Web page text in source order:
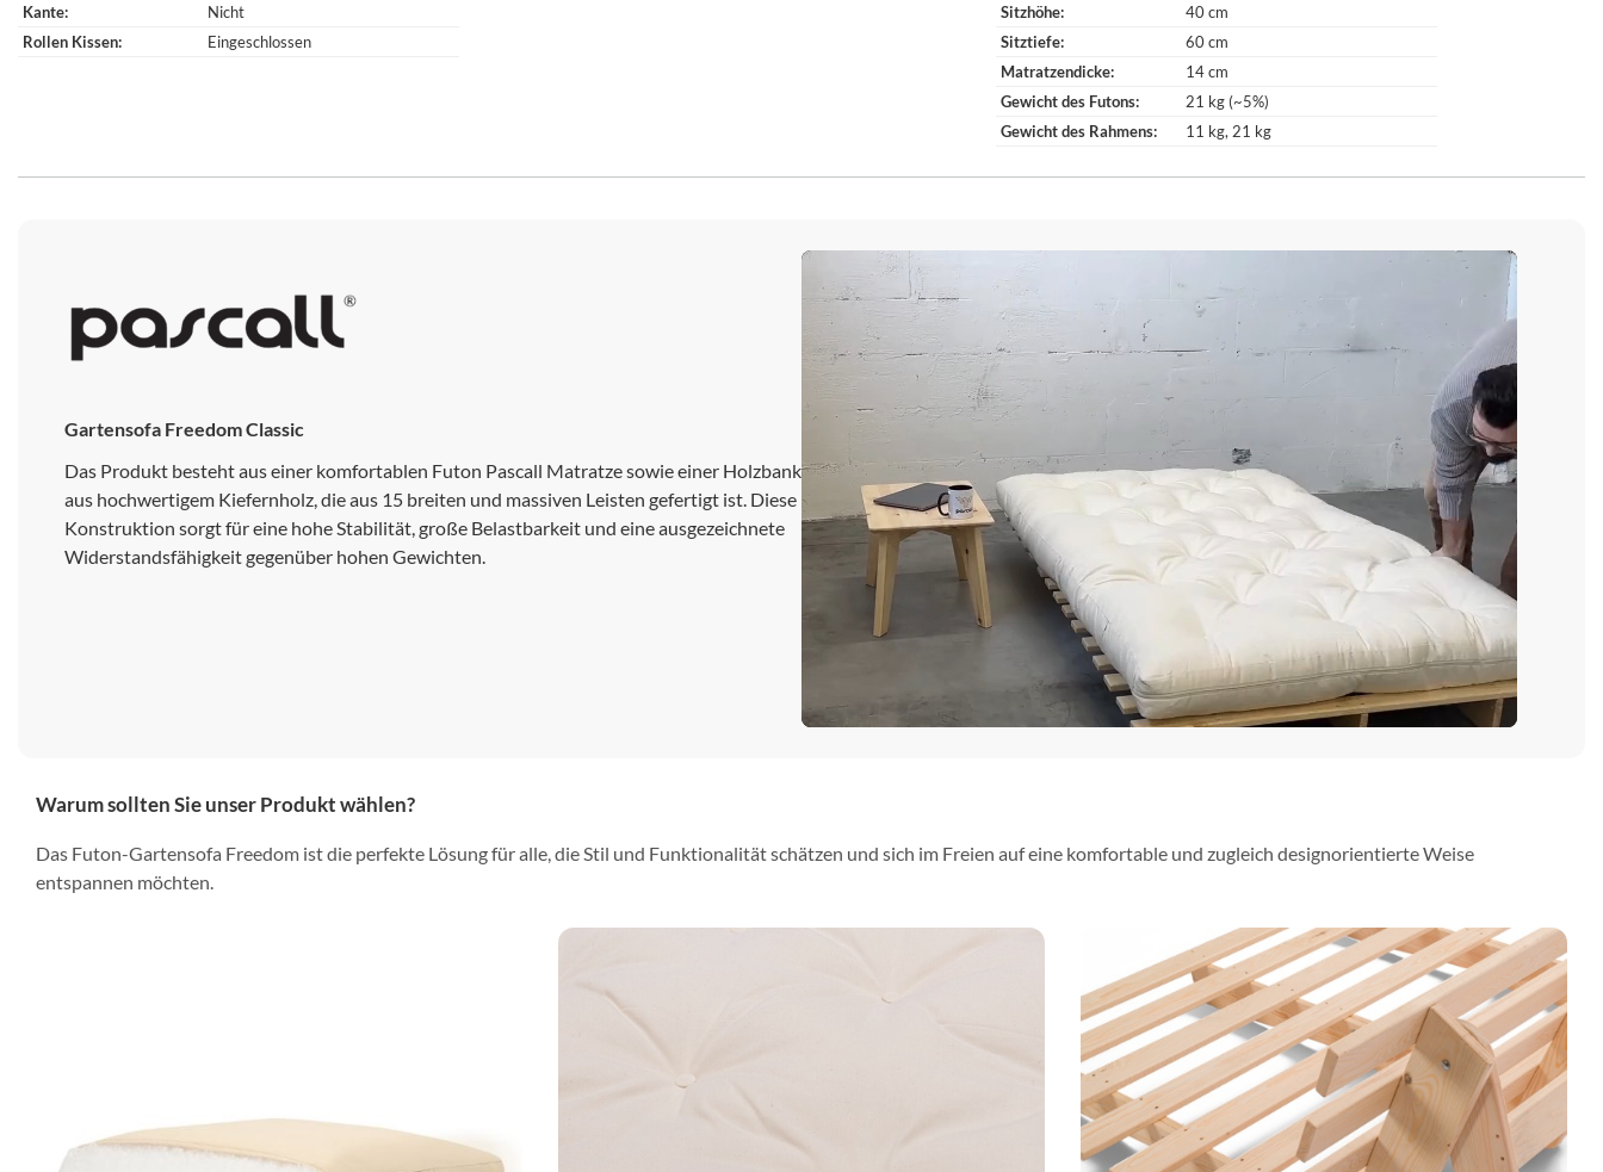
Kante
Nicht
Rollen Kissen
Eingeschlossen
Sitzhöhe
40 cm
Sitztiefe
60 cm
Matratzendicke
14 cm
Gewicht des Futons
21 kg (~5%)
Gewicht des Rahmens
11 kg 21 kg
Gartensofa Freedom Classic
Das Produkt besteht aus einer komfortablen Futon Pascall Matratze sowie einer Holzbank
aus hochwertigem Kiefernholz, die aus 15 breiten und massiven Leisten gefertigt ist. Diese
Konstruktion sorgt für eine hohe Stabilität, große Belastbarkeit und eine ausgezeichnete
Widerstandsfähigkeit gegenüber hohen Gewichten.
Warum sollten Sie unser Produkt wählen?
Das Futon-Gartensofa Freedom ist die perfekte Lösung für alle, die Stil und Funktionalität schätzen und sich im Freien auf eine komfortable und zugleich designorientierte Weise
entspannen möchten.